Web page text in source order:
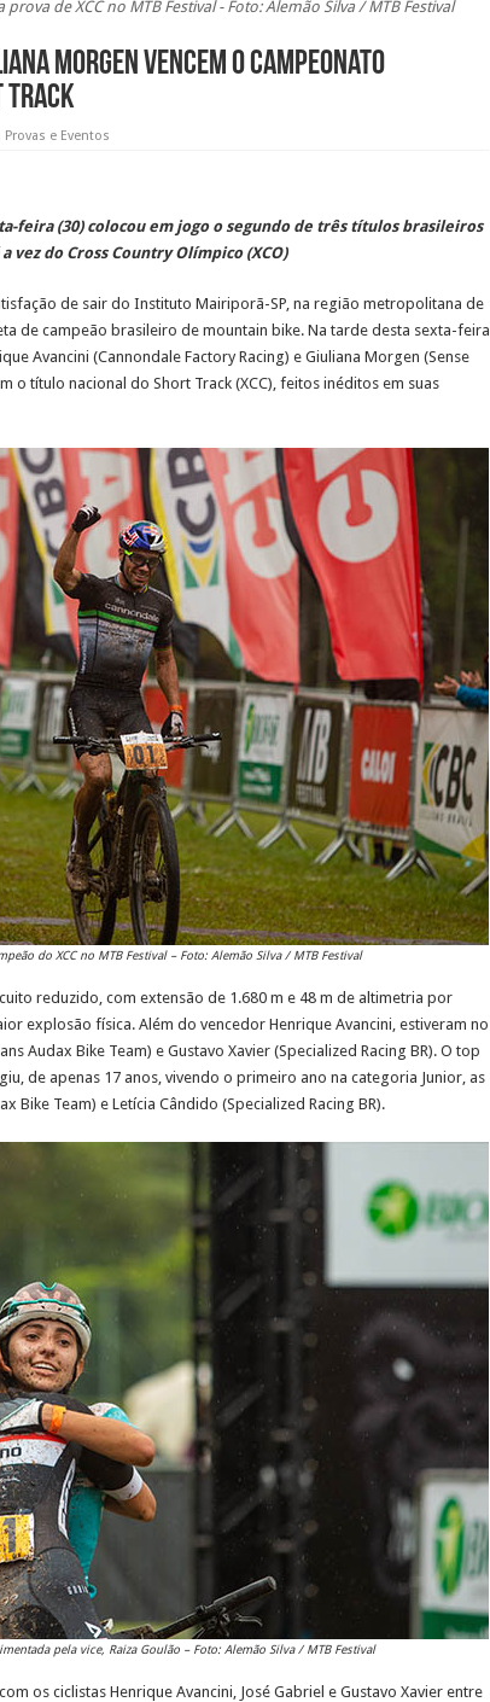
de XCC no MTB Festival - Foto: Alemão Silva / MTB Festival
Morgen vencem o Campeonato
Track
Provas e Eventos
feira (30) colocou em jogo o segundo de três títulos brasileiros
vez do Cross Country Olímpico (XCO)
de sair do Instituto Mairiporã-SP, na região metropolitana de
de campeão brasileiro de mountain bike. Na tarde desta sexta-feira
Avancini (Cannondale Factory Racing) e Giuliana Morgen (Sense
o título nacional do Short Track (XCC), feitos inéditos em suas
do XCC no MTB Festival – Foto: Alemão Silva / MTB Festival
reduzido, com extensão de 1.680 m e 48 m de altimetria por
explosão física. Além do vencedor Henrique Avancini, estiveram no
Audax Bike Team) e Gustavo Xavier (Specialized Racing BR). O top
de apenas 17 anos, vivendo o primeiro ano na categoria Junior, as
Bike Team) e Letícia Cândido (Specialized Racing BR).
pela vice, Raiza Goulão – Foto: Alemão Silva / MTB Festival
os ciclistas Henrique Avancini, José Gabriel e Gustavo Xavier entre